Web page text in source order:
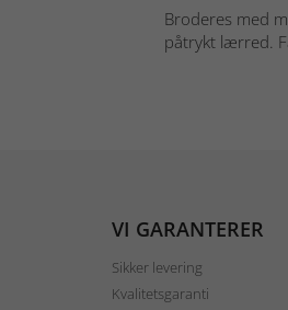
Broderes med
påtrykt lærred.
VI GARANTERER
Sikker levering
Kvalitetsgaranti